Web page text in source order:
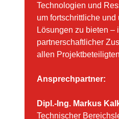
Technologien und
um fortschrittliche
Lösungen zu bieten –
partnerschaftlicher
allen
Ansprechpartner:
Dipl.-Ing. Markus
Technischer